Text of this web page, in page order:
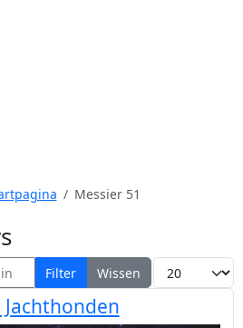
Messier 51
Filter Wissen Toon #
Jachthonden